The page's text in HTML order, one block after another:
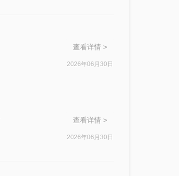
查看详情 >
2026年06月30日
查看详情 >
2026年06月30日